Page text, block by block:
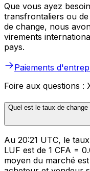
Que vous ayez
transfrontaliers ou de
de change, nous
virements
pays.
Paiements
Foire aux questions :
Quel est le taux de
Au 20:21 UTC, le
LUF est de 1 CFA =
moyen du marché